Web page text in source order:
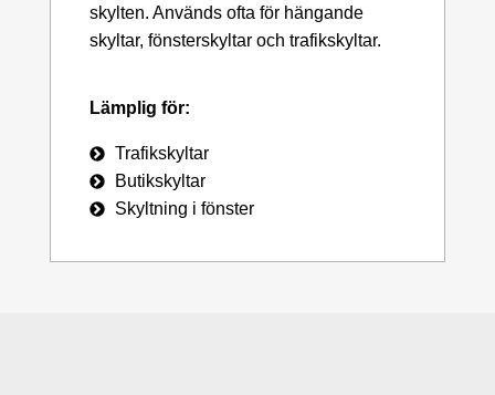
skylten. Används ofta för hängande
skyltar, fönsterskyltar och trafikskyltar.
Lämplig för:
Trafikskyltar
Butikskyltar
Skyltning i fönster